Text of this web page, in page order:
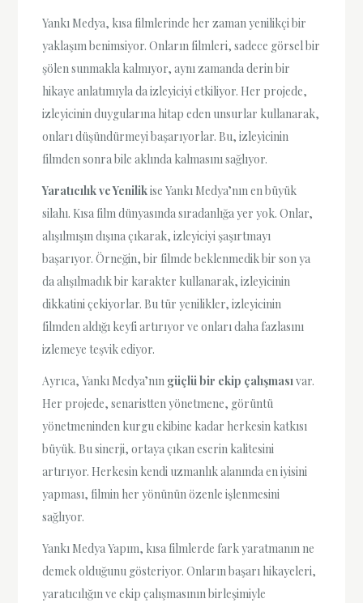
Yankı Medya, kısa filmlerinde her zaman yenilikçi bir
yaklaşım benimsiyor. Onların filmleri, sadece görsel bir
şölen sunmakla kalmıyor, aynı zamanda derin bir
hikaye anlatımıyla da izleyiciyi etkiliyor. Her projede,
izleyicinin duygularına hitap eden unsurlar kullanarak,
onları düşündürmeyi başarıyorlar. Bu, izleyicinin
filmden sonra bile aklında kalmasını sağlıyor.
Yaratıcılık ve Yenilikise Yankı Medya’nın en büyük
silahı. Kısa film dünyasında sıradanlığa yer yok. Onlar,
alışılmışın dışına çıkarak, izleyiciyi şaşırtmayı
başarıyor. Örneğin, bir filmde beklenmedik bir son ya
da alışılmadık bir karakter kullanarak, izleyicinin
dikkatini çekiyorlar. Bu tür yenilikler, izleyicinin
filmden aldığı keyfi artırıyor ve onları daha fazlasını
izlemeye teşvik ediyor.
Ayrıca, Yankı Medya’nın güçlü bir ekip çalışmasıvar.
Her projede, senaristten yönetmene, görüntü
yönetmeninden kurgu ekibine kadar herkesin katkısı
büyük. Bu sinerji, ortaya çıkan eserin kalitesini
artırıyor. Herkesin kendi uzmanlık alanında en iyisini
yapması, filmin her yönünün özenle işlenmesini
sağlıyor.
Yankı Medya Yapım, kısa filmlerde fark yaratmanın ne
demek olduğunu gösteriyor. Onların başarı hikayeleri,
yaratıcılığın ve ekip çalışmasının birleşimiyle